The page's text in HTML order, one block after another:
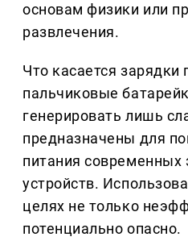
основам физики или
развлечения.
Что касается
пальчиковые
генерировать лишь
предназначены для
питания современных
устройств.
целях не только
потенциально опасно.